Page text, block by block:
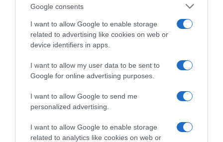
Google consents
I want to allow Google to enable storage
related to advertising like cookies on web or
device identifiers in apps.
I want to allow my user data to be sent to
Google for online advertising purposes.
I want to allow Google to send me
personalized advertising.
I want to allow Google to enable storage
related to analytics like cookies on web or
2017-es indulása óta több mint 140 ezres közösséggé
Könyvkiadót és könyvesbolthálózatot, amely Budapesten,
Szegeden és Debrecenben is jelen van, emellett Lapozz a
99-re! címmel irodalmi podcastet is vezet.
Megosztás: Facebook Twitter
Címkék: szerelem,babavárás
Korábbi bejegyzések Következő bejegyzés